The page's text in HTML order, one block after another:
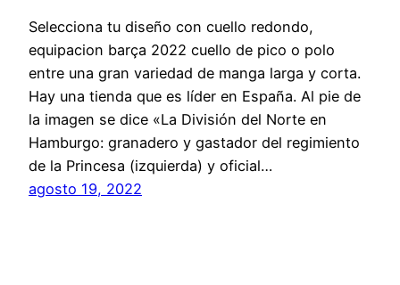
Selecciona tu diseño con cuello redondo,
equipacion barça 2022 cuello de pico o polo
entre una gran variedad de manga larga y corta.
Hay una tienda que es líder en España. Al pie de
la imagen se dice «La División del Norte en
Hamburgo: granadero y gastador del regimiento
de la Princesa (izquierda) y oficial…
agosto 19, 2022